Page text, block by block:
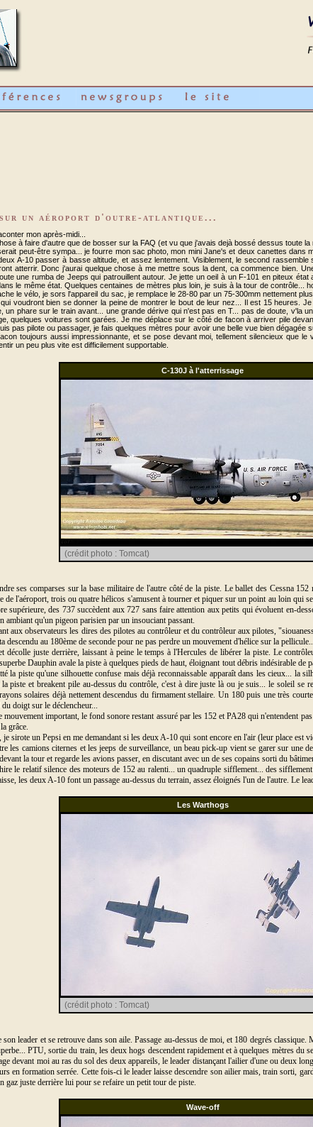
sur un aéroport d'outre-atlantique...
mon après-midi...
à faire d'autre que de bosser sur la FAQ (et vu que j'avais dejà bossé dessus toute
peut-être sympa... je fourre mon sac photo, mon mini Jane's et deux canettes
A-10 passer à basse altitude, et assez lentement. Visiblement, le second
atterrir. Donc j'aurai quelque chose à me mettre sous la dent, ca commence bien.
une rumba de Jeeps qui patrouillent autour. Je jette un oeil à un F-101 en piteux
le même état. Quelques centaines de mètres plus loin, je suis à la tour de contrôle...
le vélo, je sors l'appareil du sac, je remplace le 28-80 par un 75-300mm nettement
voudront bien se donner la peine de montrer le bout de leur nez... Il est 15 heures.
un phare sur le train avant... une grande dérive qui n'est pas en T... pas de doute, v'la
quelques voitures sont garées. Je me déplace sur le côté de facon à arriver pile
pas pilote ou passager, je fais quelques mètres pour avoir une belle vue bien
toujours aussi impressionnante, et se pose devant moi, tellement silencieux que
un peu plus vite est difficilement supportable.
C-130J à l'atterrissage
(crédit photo : Tomcat)
ses comparses sur la base militaire de l'autre côté de la piste. Le ballet des Cessna
de l'aéroport, trois ou quatre hélicos s'amusent à tourner et piquer sur un point au loin qui
supérieure, des 737 succèdent aux 727 sans faire attention aux petits qui évoluent en-
ambiant qu'un pigeon parisien par un insouciant passant.
aux observateurs les dires des pilotes au contrôleur et du contrôleur aux pilotes,
au 180ème de seconde pour ne pas perdre un mouvement d'hélice sur la pellicule...
juste derrière, laissant à peine le temps à l'Hercules de libérer la piste. Le
Dauphin avale la piste à quelques pieds de haut, éloignant tout débris indésirable
la piste qu'une silhouette confuse mais déjà reconnaissable apparaît dans les cieux... la
piste et breakent pile au-dessus du contrôle, c'est à dire juste là ou je suis... le soleil se
solaires déjà nettement descendus du firmament stellaire. Un 180 puis une très
doigt sur le déclencheur...
important, le fond sonore restant assuré par les 152 et PA28 qui n'entendent
grâce.
sirote un Pepsi en me demandant si les deux A-10 qui sont encore en l'air (leur place
les camions citernes et les jeeps de surveillance, un beau pick-up vient se garer sur une
la tour et regarde les avions passer, en discutant avec un de ses copains sorti du
le relatif silence des moteurs de 152 au ralenti... un quadruple sifflement... des
les deux A-10 font un passage au-dessus du terrain, assez éloignés l'un de l'autre. Le
Les Warthogs
(crédit photo : Tomcat)
leader et se retrouve dans son aile. Passage au-dessus de moi, et 180 degrés
PTU, sortie du train, les deux hogs descendent rapidement et à quelques mètres du
devant moi au ras du sol des deux appareils, le leader distançant l'ailier d'une ou deux
en formation serrée. Cette fois-ci le leader laisse descendre son ailier mais, train sorti,
gaz juste derrière lui pour se refaire un petit tour de piste.
Wave-off